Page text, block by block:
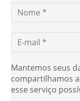
Mantemos seus
compartilhamos
esse serviço